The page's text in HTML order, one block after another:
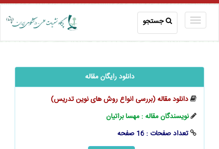
جستجو
دانلود رایگان مقاله
دانلود مقاله (بررسی انواع روش ‌های نوین تدریس)
نویسندگان مقاله : مهسا براتیان
تعداد صفحات : 16 صفحه